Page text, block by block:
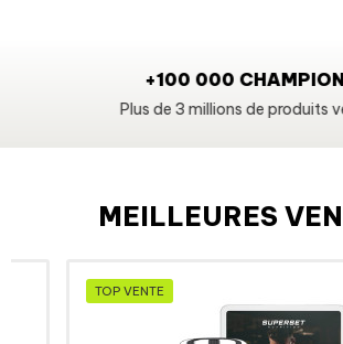
+100 000
Plus de 3 millions de produits
MEILLEURES
TOP VENTE